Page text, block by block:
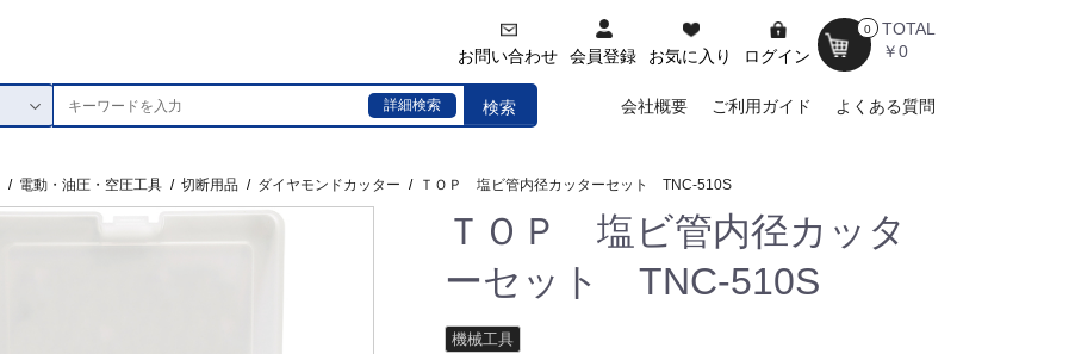
お問い合わせ 会員登録 お気に入り ログイン
0
TOTAL
￥0
検索
詳細検索 会社概要 ご利用ガイド よくある質問
/ 電動・油圧・空圧工具 / 切断用品 / ダイヤモンドカッター / ＴＯＰ 塩ビ管内径カッターセット TNC-510S
ＴＯＰ 塩ビ管内径カッタ
ーセット TNC-510S
機械工具